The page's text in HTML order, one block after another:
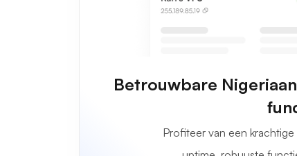
Betrouwbare
Profiteer van een